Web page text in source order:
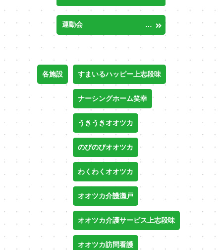
運動会 in すまいるハッピー上志段味・わくわくオオツカ
各施設 すまいるハッピー上志段味
ナーシングホーム笑幸
うきうきオオツカ
のびのびオオツカ
わくわくオオツカ
オオツカ介護瀬戸
オオツカ介護サービス上志段味
オオツカ訪問看護